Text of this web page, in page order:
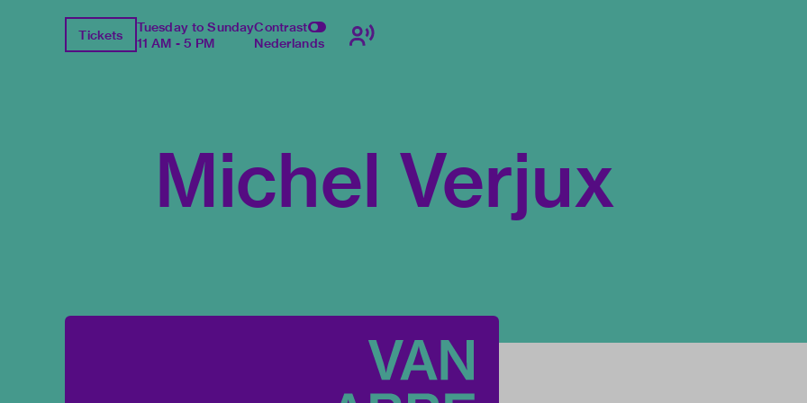
Tickets
Tuesday to Sunday
11 AM - 5 PM
Contrast
Nederlands
Michel Verjux